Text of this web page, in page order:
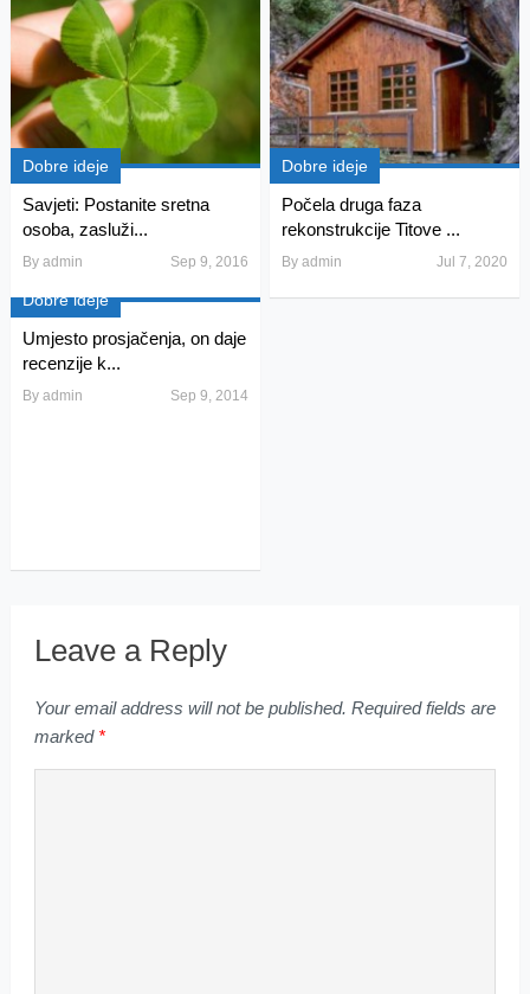
Dobre ideje
Savjeti: Postanite sretna
osoba, zasluži...
By admin Sep 9, 2016
Dobre ideje
Počela druga faza
rekonstrukcije Titove ...
Byadmin Jul 7, 2020
Dobre ideje
Umjesto prosjačenja, on daje
recenzije k...
By admin Sep 9, 2014
Leave a Reply
Your email address will not be published. Required fields are
marked *